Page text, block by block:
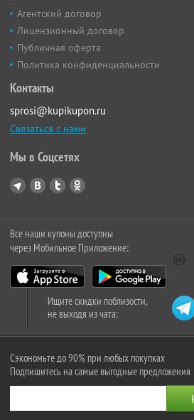
Агентский договор
Лицензионный договор
Публичная оферта
Политика конфиденциальности
Контакты
sprosi@kupikupon.ru
Связаться с нами
Мы в Соцсетях
Все наши купоны доступны
через Мобильное Приложение:
Ищите скидки поблизости,
не выходя из чата:
Сэкономьте до 90% при любых покупках
Подпишитесь на самые выгодные предложения